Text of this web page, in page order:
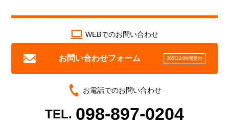
WEBでのお問い合わせ
お問い合わせフォーム 365日24時間受付
お電話でのお問い合わせ
TEL. 098-897-0204